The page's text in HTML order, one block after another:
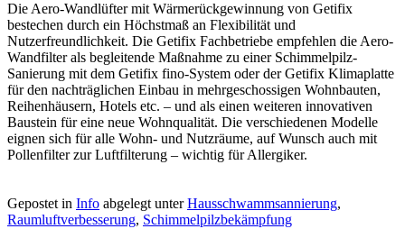
Die Aero-Wandlüfter mit Wärmerückgewinnung von Getifix
bestechen durch ein Höchstmaß an Flexibilität und
Nutzerfreundlichkeit. Die Getifix Fachbetriebe empfehlen die Aero-
Wandfilter als begleitende Maßnahme zu einer Schimmelpilz-
Sanierung mit dem Getifix fino-System oder der Getifix Klimaplatte
für den nachträglichen Einbau in mehrgeschossigen Wohnbauten,
Reihenhäusern, Hotels etc. – und als einen weiteren innovativen
Baustein für eine neue Wohnqualität. Die verschiedenen Modelle
eignen sich für alle Wohn- und Nutzräume, auf Wunsch auch mit
Pollenfilter zur Luftfilterung – wichtig für Allergiker.
Gepostet in Info abgelegt unterHausschwammsannierung,
Raumluftverbesserung, Schimmelpilzbekämpfung